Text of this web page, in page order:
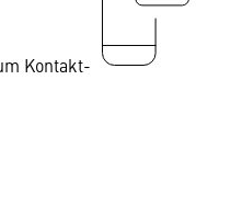
Kontakt-